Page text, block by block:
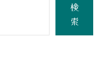
検
索